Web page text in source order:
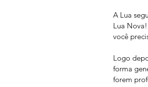
A Lua
Lua
você
Logo
forma
forem